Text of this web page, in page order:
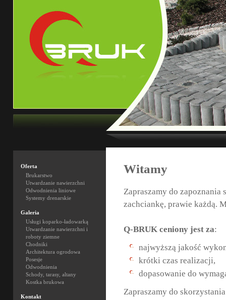
Oferta
Brukarstwo
Utwardzanie nawierzchni
Odwodnienia liniowe
Systemy drenarskie
Galeria
Usługi koparko-ładowarką
Utwardzanie nawierzchni i
roboty ziemne
Chodniki
Architektura ogrodowa
Posesje
Odwodnienia
Schody, tarasy, altany
Kostka brukowa
Kontakt
Witamy
Zapraszamy do zapoznania
zachciankę, prawie każdą.
Q-BRUK ceniony jest za:
najwyższą jakość
krótki czas realizacji,
dopasowanie do
Zapraszamy do